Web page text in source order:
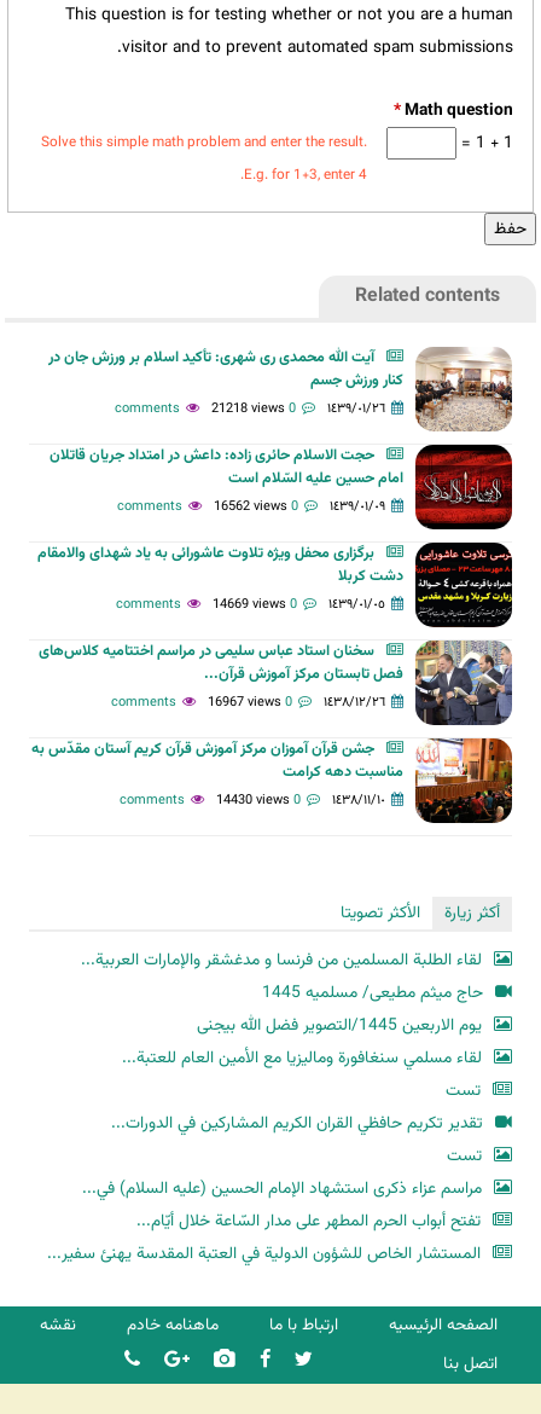
This question is for testing whether or not you are a human
visitor and to prevent automated spam submissions.
*
1 + 1 =
Solve this simple math problem and enter the result.
E.g. for 1+3, enter 4.
Related contents
آیت الله محمدی ری شهری: تأکید اسلام بر ورزش جان در
کنار ورزش جسم
١٤٣٩/٠١/٢٦ 0 comments
21218 views
حجت الاسلام حائری زاده: داعش در امتداد جریان قاتلان
امام حسین علیه السّلام است
١٤٣٩/٠١/٠٩ 0 comments
16562 views
برگزاری محفل ویژه تلاوت عاشورائی به یاد شهدای والامقام
دشت کربلا
١٤٣٩/٠١/٠٥ 0 comments
14669 views
سخنان استاد عباس سلیمی در مراسم اختتامیه کلاس‌های
فصل تابستان مرکز آموزش قرآن...
١٤٣٨/١٢/٢٦ 0 comments
16967 views
جشن قرآن آموزان مرکز آموزش قرآن کریم آستان مقدّس به
مناسبت دهه کرامت
١٤٣٨/١١/١٠ 0 comments
14430 views
أكثر زيارة
الأكثر تصويتا
لقاء الطلبة المسلمين من فرنسا و مدغشقر والإمارات العربية...
حاج میثم مطیعی/ مسلمیه 1445
یوم الاربعین 1445/التصویر فضل الله بیجنی
لقاء مسلمي سنغافورة وماليزيا مع الأمين العام للعتبة...
تست
تقدير تكريم حافظي القران الكريم المشاركين في الدورات...
تست
مراسم عزاء ذكرى استشهاد الإمام الحسين (عليه السلام) في...
تفتح أبواب الحرم المطهر على مدار السّاعة خلال أيّام...
المستشار الخاص للشؤون الدولية في العتبة المقدسة يهنئ سفير...
الصفحه الرئیسیه ارتباط با ما ماهنامه خادم
نقشه
اتصل بنا